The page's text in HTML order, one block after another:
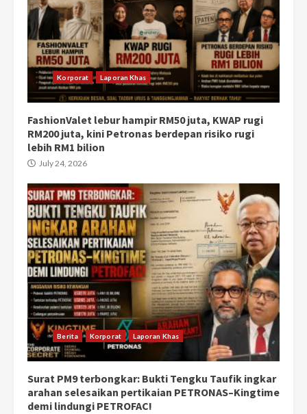
Korporat Laporan Khas
FashionValet lebur hampir RM50 juta, KWAP rugi
RM200 juta, kini Petronas berdepan risiko rugi
lebih RM1 bilion
July 24, 2026
Berita Korporat Laporan Khas
Surat PM9 terbongkar: Bukti Tengku Taufik ingkar
arahan selesaikan pertikaian PETRONAS–Kingtime
demi lindungi PETROFAC!